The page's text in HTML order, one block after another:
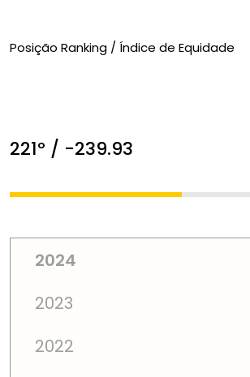
Posição Ranking / Índice de Equidade
221º / -239.93
2024
2023
2022